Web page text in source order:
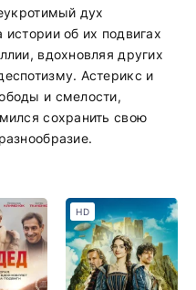
дух
об их подвигах
вдохновляя других
Астерикс и
и смелости,
сохранить свою
HD